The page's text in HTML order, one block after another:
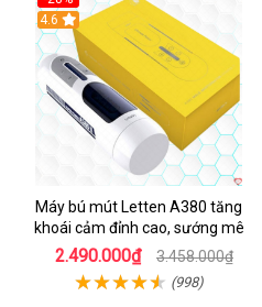
Hot
4.6
Máy bú mút Letten A380 tăng
khoái cảm đỉnh cao, sướng mê
2.490.000₫ 3.458.000₫
(998)